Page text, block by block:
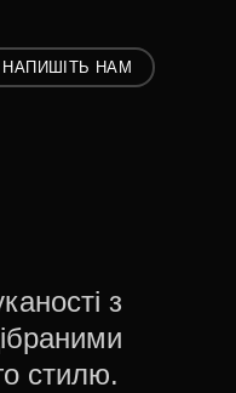
НАПИШІТЬ НАМ
з
стилю.